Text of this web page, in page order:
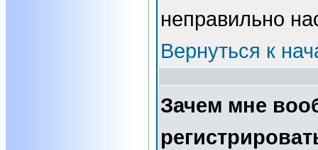
неправильно
Вернуться к
Зачем мне